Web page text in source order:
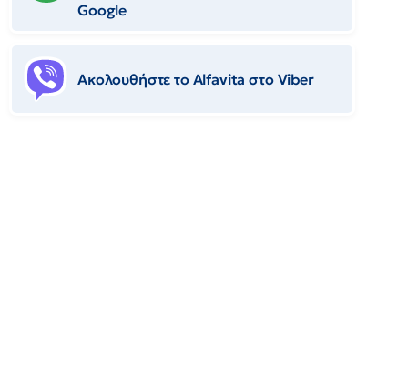
Google
Ακολουθήστε το Αlfavita στο Viber